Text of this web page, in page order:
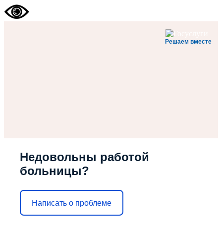
Решаем вместе
Недовольны работой
больницы?
Написать о проблеме